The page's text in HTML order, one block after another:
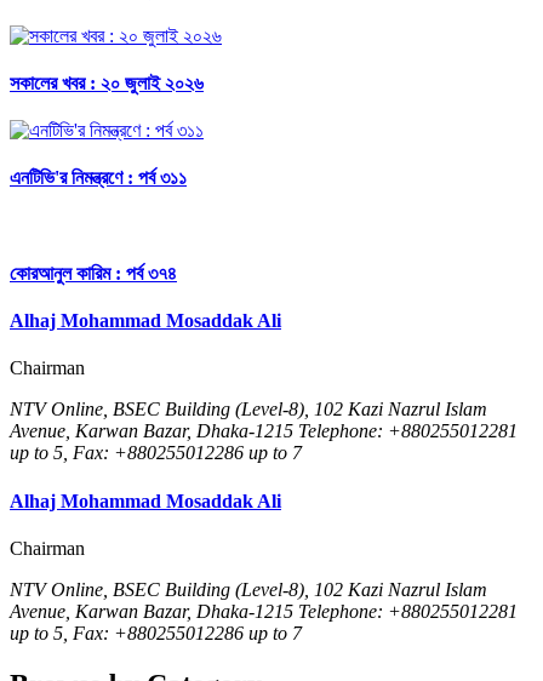
সকালের খবর : ২০ জুলাই ২০২৬
এনটিভি'র নিমন্ত্রণে : পর্ব ৩১১
কোরআনুল কারিম : পর্ব ৩৭৪
Alhaj Mohammad Mosaddak Ali
Chairman
NTV Online, BSEC Building (Level-8), 102 Kazi Nazrul Islam
Avenue, Karwan Bazar, Dhaka-1215 Telephone: +880255012281
up to 5, Fax: +880255012286 up to 7
Alhaj Mohammad Mosaddak Ali
Chairman
NTV Online, BSEC Building (Level-8), 102 Kazi Nazrul Islam
Avenue, Karwan Bazar, Dhaka-1215 Telephone: +880255012281
up to 5, Fax: +880255012286 up to 7